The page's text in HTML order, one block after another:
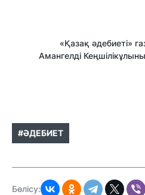
«Қазақ әдебиеті»
Амангелді
#ӘДЕБИЕТ
Бөлісу: